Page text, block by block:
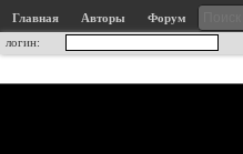
Главная Авторы
Форум
логин: